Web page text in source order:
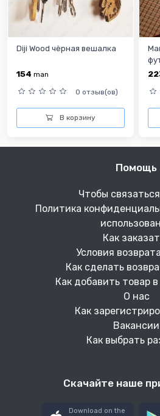
Diji Wood чёрная вешалка
154 man
0 отзыв(ов)
В корзину
Помощь
Чтобы
Политика
Как
Условия
Как сделать
Как добавить товар
О нас
Как
Вакансии
Как выбрать
Скачайте наше
Download on the